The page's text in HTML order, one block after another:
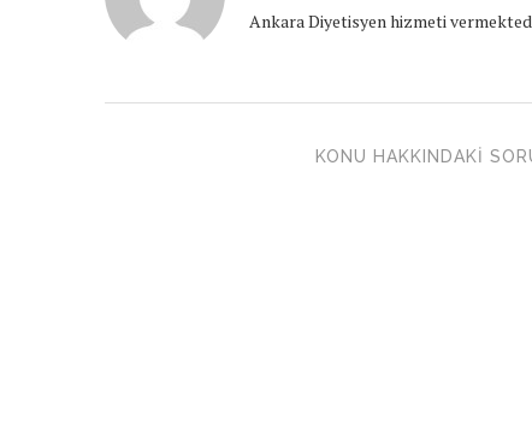
Ankara Diyetisyen hizmeti
KONU HAKKINDAKI